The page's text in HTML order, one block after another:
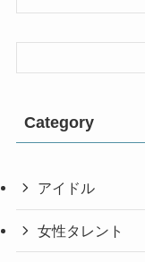
Category
アイドル
女性タレント